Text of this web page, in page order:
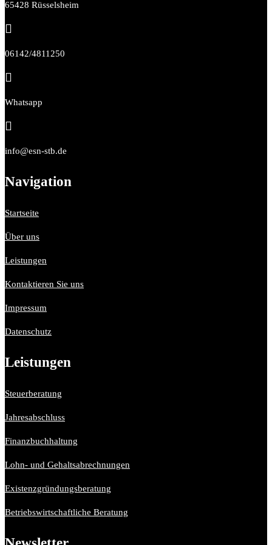
65428 Rüsselsheim

06142/4811250

Whatsapp

info@esn-stb.de
Navigation
Startseite
Über uns
Leistungen
Kontaktieren Sie uns
Impressum
Datenschutz
Leistungen
Steuerberatung
Jahresabschluss
Finanzbuchhaltung
Lohn- und Gehaltsabrechnungen
Existenzgründungsberatung
Betriebswirtschaftliche Beratung